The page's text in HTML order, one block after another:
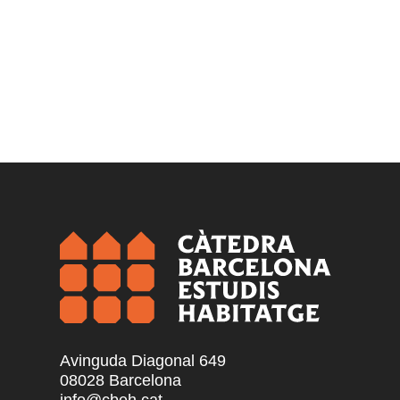
Avinguda Diagonal 649
08028 Barcelona